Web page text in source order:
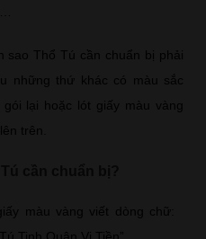
sao Thổ Tú cần chuẩn bị phải
những thứ khác có màu sắc
lại hoặc lót giấy màu vàng
trên.
màu vàng viết dòng chữ:
Tinh Quân Vị Tiền”